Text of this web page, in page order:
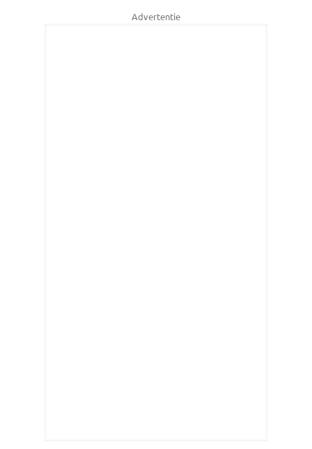
Advertentie